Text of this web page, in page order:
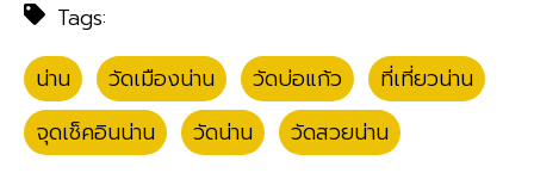
Tags:
น่าน
วัดเมืองน่าน วัดบ่อแก้ว ที่เที่ยวน่าน
จุดเช็คอินน่าน
วัดน่าน วัดสวยน่าน